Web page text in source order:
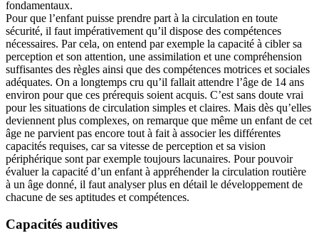
fondamentaux.
Pour que l’enfant puisse prendre part à la circulation en toute
sécurité, il faut impérativement qu’il dispose des compétences
nécessaires. Par cela, on entend par exemple la capacité à cibler sa
perception et son attention, une assimilation et une compréhension
suffisantes des règles ainsi que des compétences motrices et sociales
adéquates. On a longtemps cru qu’il fallait attendre l’âge de 14 ans
environ pour que ces prérequis soient acquis. C’est sans doute vrai
pour les situations de circulation simples et claires. Mais dès qu’elles
deviennent plus complexes, on remarque que même un enfant de cet
âge ne parvient pas encore tout à fait à associer les différentes
capacités requises, car sa vitesse de perception et sa vision
périphérique sont par exemple toujours lacunaires. Pour pouvoir
évaluer la capacité d’un enfant à appréhender la circulation routière
à un âge donné, il faut analyser plus en détail le développement de
chacune de ses aptitudes et compétences.
Capacités auditives